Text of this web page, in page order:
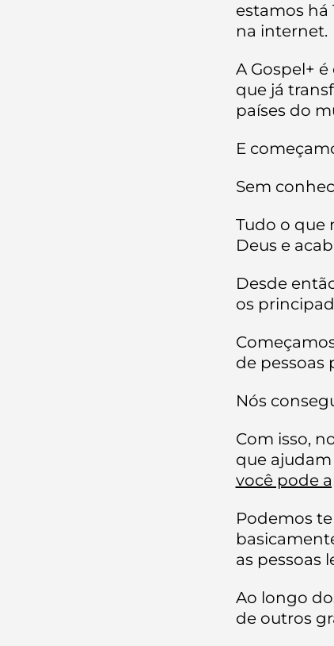
estamos há
na internet.
A Gospel+
que já
países do
E
Sem
Tudo o que
Deus e
Desde
os
de pessoas
Nós
Com isso,
que ajudam
você pode
Podemos
as pessoas
Ao longo
de outros